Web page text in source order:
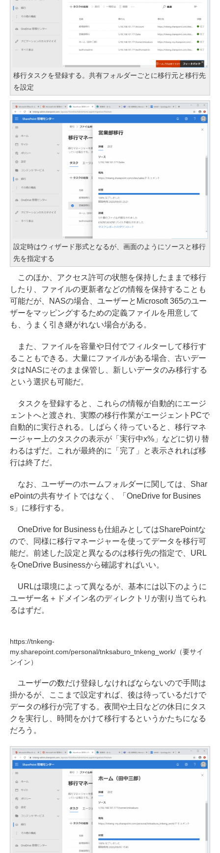
移行タスクを登録する。共有フォルダーごとに移行元と移行先
を設定
設定時はウィザード形式となるが、画面のようにソースと移行
先を指定する
このほか、アクセス許可の状態を保持したままで移行
したり、ファイルの更新者などの情報を保持することも
可能だが、NASの場合、ユーザーとMicrosoft 365のユー
ザーをマッピングするための定義ファイルを用意して
も、うまく引き継がれない場合がある。
また、ファイルを容量や日付でフィルターして移行す
ることもできる。大量にファイルがある場合、古いデー
タはNASにそのまま保管し、新しいデータのみ移行する
という選択も可能だ。
タスクを登録すると、これらの情報が自動的にエージ
ェントへと渡され、実際の移行作業がエージェントPCで
自動的に実行される。しばらく待っていると、移行マネ
ージャー上のタスクの表示が「実行中x%」などに切り替
わるはずだ。これが最終的に「完了」と表示されれば移
行は終了だ。
なお、ユーザーのホームフォルダーに関しては、Shar
ePointの共有サイトではなく、「OneDrive for Busines
s」に移行する。
OneDrive for Businessも仕組みとしてはSharePointな
ので、同様に移行マネージャーを使ってデータを移行可
能だ。前述した設定と異なるのは移行先の指定で、URL
をOneDrive Businessから確認すればいい。
URLは環境によって異なるが、基本には以下のように
ユーザー名＋ドメイン名のディレクトリが割り当てられ
るはずだ。
https://tnkeng-
my.sharepoint.com/personal/tnksaburo_tnkeng_work/（要サイ
ンイン）
ユーザーの数だけ登録しなければならないので手間は
掛かるが、ここまで設定すれば、後は待っているだけで
データの移行が完了する。夜間や土日などの休日にタス
クを実行し、時間をかけて移行するというかたちになる
だろう。